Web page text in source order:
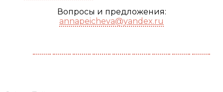
Вопросы и предложения:
annapeicheva@yandex.ru